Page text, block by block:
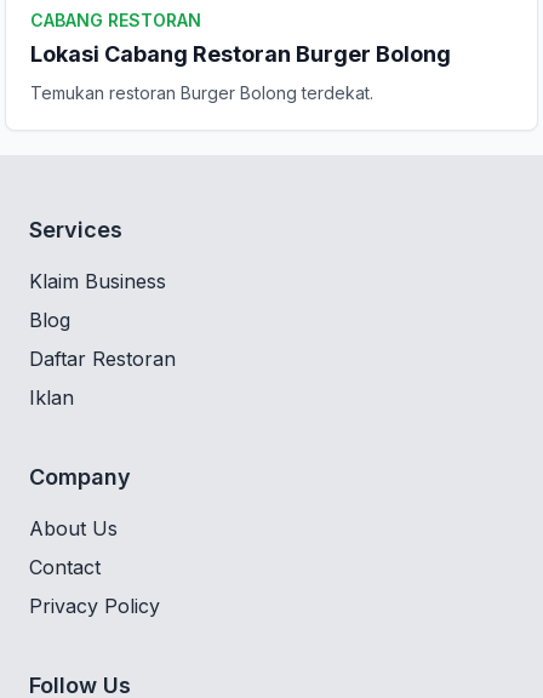
CABANG RESTORAN
Lokasi Cabang Restoran Burger Bolong
Temukan restoran Burger Bolong terdekat.
Services
Klaim Business
Blog
Daftar Restoran
Iklan
Company
About Us
Contact
Privacy Policy
Follow Us